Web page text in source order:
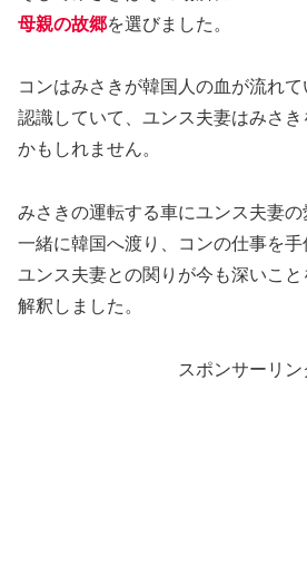
母親の故郷を選びました。
コンはみさきが韓国人の血が流れ
認識していて、ユンス夫妻はみさ
かもしれません。
みさきの運転する車にユンス夫妻
一緒に韓国へ渡り、コンの仕事を手
ユンス夫妻との関りが今も深いこ
解釈しました。
スポンサーリン